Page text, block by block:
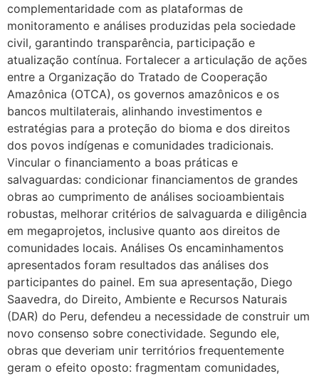
complementaridade com as plataformas de
monitoramento e análises produzidas pela sociedade
civil, garantindo transparência, participação e
atualização contínua. Fortalecer a articulação de ações
entre a Organização do Tratado de Cooperação
Amazônica (OTCA), os governos amazônicos e os
bancos multilaterais, alinhando investimentos e
estratégias para a proteção do bioma e dos direitos
dos povos indígenas e comunidades tradicionais.
Vincular o financiamento a boas práticas e
salvaguardas: condicionar financiamentos de grandes
obras ao cumprimento de análises socioambientais
robustas, melhorar critérios de salvaguarda e diligência
em megaprojetos, inclusive quanto aos direitos de
comunidades locais. Análises Os encaminhamentos
apresentados foram resultados das análises dos
participantes do painel. Em sua apresentação, Diego
Saavedra, do Direito, Ambiente e Recursos Naturais
(DAR) do Peru, defendeu a necessidade de construir um
novo consenso sobre conectividade. Segundo ele,
obras que deveriam unir territórios frequentemente
geram o efeito oposto: fragmentam comunidades,